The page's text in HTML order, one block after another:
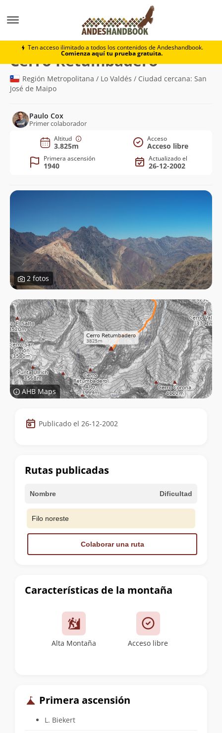
Ten acceso ilimitado a todos los contenidos de Andeshandbook.
Comienza aquí tu prueba gratuita.
Cerro Retumbadero
Cerro Retumbadero(3.825m)
Región Metropolitana / Lo Valdés / Ciudad cercana: San
José de Maipo
Paulo Cox
Primer colaborador
Altitud
3.825m
Acceso
Acceso libre
Primera ascensión
1940
Actualizado el
26-12-2002
2 fotos
AHB Maps
Datos
de
cumbre
Publicado el 26-12-2002
Características de la montaña
Alta Montaña Acceso libre
Primera ascensión
L. Biekert
Rutas publicadas
Nombre Dificultad
Filo noreste
Colaborar una ruta